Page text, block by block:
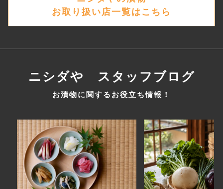
お取り扱い店一覧はこちら
ニシダや スタッフブログ
お漬物に関するお役立ち情報！